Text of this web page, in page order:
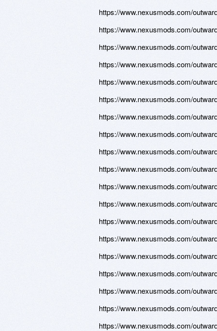
https://www.nexusmods.com/
https://www.nexusmods.com/
https://www.nexusmods.com/
https://www.nexusmods.com/
https://www.nexusmods.com/
https://www.nexusmods.com/
https://www.nexusmods.com/
https://www.nexusmods.com/
https://www.nexusmods.com/
https://www.nexusmods.com/
https://www.nexusmods.com/
https://www.nexusmods.com/
https://www.nexusmods.com/
https://www.nexusmods.com/
https://www.nexusmods.com/
https://www.nexusmods.com/
https://www.nexusmods.com/
https://www.nexusmods.com/
https://www.nexusmods.com/